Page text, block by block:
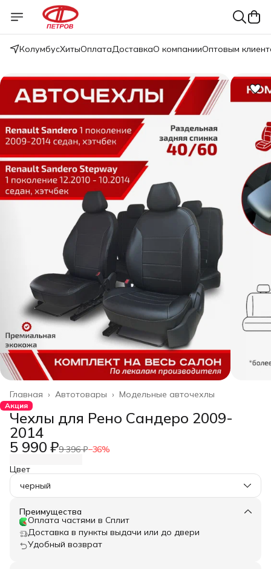
КолумбусХитыОплатаДоставкаО компанииОптовым
Модельные авточехлы
Автотовары ›
Главная ›
Акция
Чехлы для Рено Сандеро 2009-
2014
5 990 ₽9 396 ₽−36%
Цвет
черный
Преимущества
Оплата частями в Сплит
Доставка в пункты выдачи или до двери
Удобный возврат